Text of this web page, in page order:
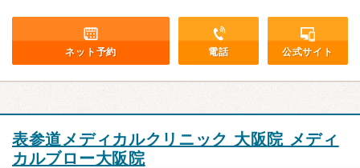
ネット予約 電話 公式サイト
表参道メディカルクリニック 大阪院 メディ
カルブロー大阪院